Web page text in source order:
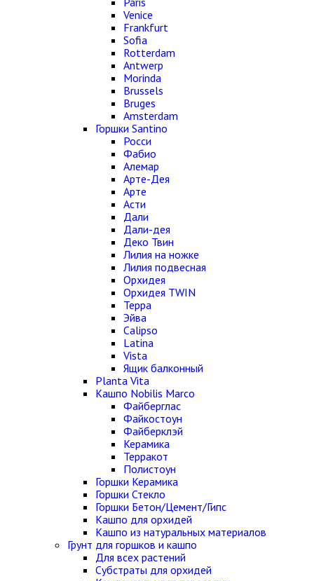
Venice
Frankfurt
Sofia
Rotterdam
Antwerp
Morinda
Brussels
Bruges
Amsterdam
Горшки Santino
Росси
Фабио
Алемар
Арте-Дея
Арте
Асти
Дали
Дали-дея
Деко Твин
Лилия на ножке
Лилия подвесная
Орхидея
Орхидея TWIN
Терра
Эйва
Calipso
Latina
Vista
Ящик балконный
Planta Vita
Кашпо Nobilis Marco
Файберглас
Файкостоун
Файберклэй
Керамика
Терракот
Полистоун
Горшки Керамика
Горшки Стекло
Горшки Бетон/Цемент/Гипс
Кашпо для орхидей
Кашпо из натуральных материалов
Грунт для горшков и кашпо
Для всех растений
Субстраты для орхидей